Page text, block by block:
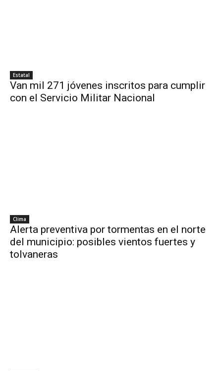
Estatal
Van mil 271 jóvenes inscritos para cumplir
con el Servicio Militar Nacional
Clima
Alerta preventiva por tormentas en el norte
del municipio: posibles vientos fuertes y
tolvaneras